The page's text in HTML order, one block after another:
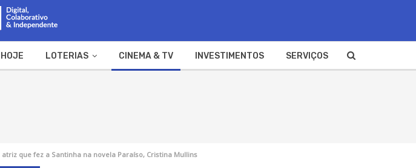
LOTERIAS CINEMA & TV INVESTIMENTOS SERVIÇOS
atriz que fez a Santinha na novela Paraíso, Cristina Mullins